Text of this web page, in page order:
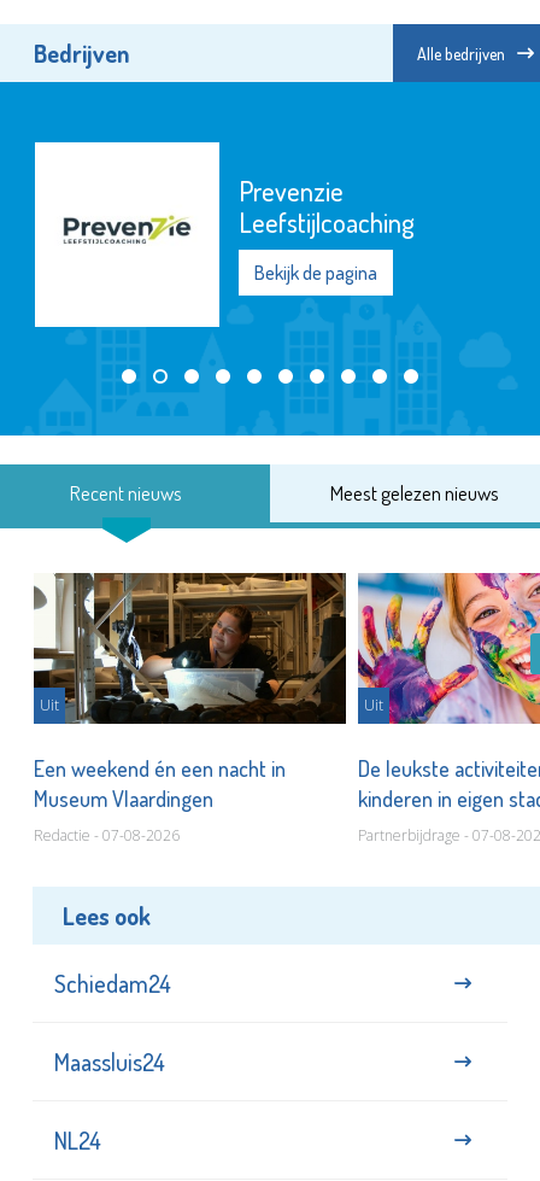
Bedrijven Alle bedrijven
Prevenzie
Leefstijlcoaching
Bekijk de pagina
Recent nieuws Meest gelezen nieuws
Uit
Een weekend én een nacht in
Museum Vlaardingen
Redactie - 07-08-2026
Uit
De leukste
kinderen in eigen
Partnerbijdrage - 07-08-
Lees ook
Schiedam24
Maassluis24
NL24